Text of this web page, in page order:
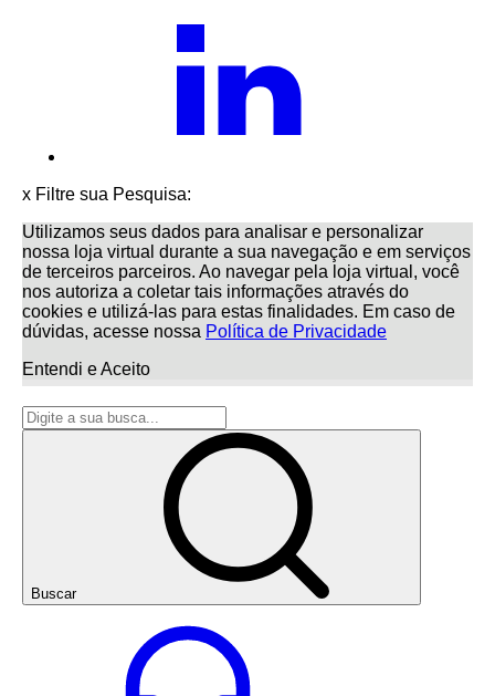
x Filtre sua Pesquisa:
Utilizamos seus dados para analisar e personalizar
nossa loja virtual durante a sua navegação e em serviços
de terceiros parceiros. Ao navegar pela loja virtual, você
nos autoriza a coletar tais informações através do
cookies e utilizá-las para estas finalidades. Em caso de
dúvidas, acesse nossa Política de Privacidade
Entendi e Aceito
Buscar